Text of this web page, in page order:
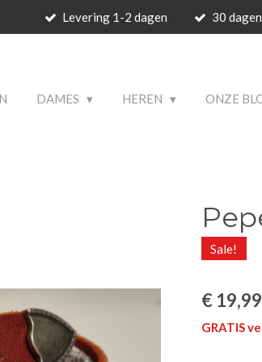
Levering 1-2 dagen 30
DAMES HEREN ONZE
Sale!
€ 19,99
GRATIS